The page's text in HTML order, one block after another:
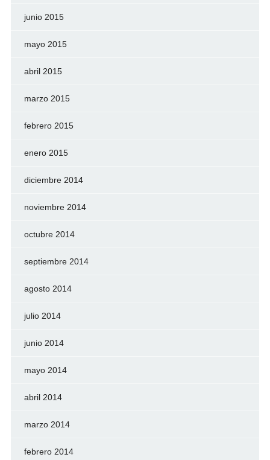
junio 2015
mayo 2015
abril 2015
marzo 2015
febrero 2015
enero 2015
diciembre 2014
noviembre 2014
octubre 2014
septiembre 2014
agosto 2014
julio 2014
junio 2014
mayo 2014
abril 2014
marzo 2014
febrero 2014